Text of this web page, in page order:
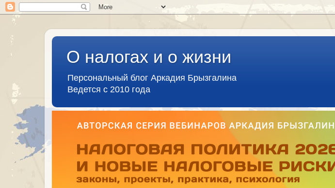
О налогах и о жизни
Персональный блог Аркадия Брызгалина
Ведется с 2010 года